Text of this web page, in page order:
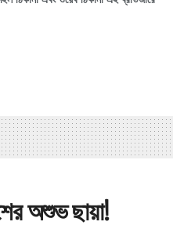
অশুভ ছায়া!